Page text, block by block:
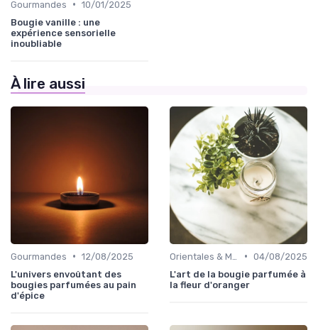
Gourmandes • 10/01/2025
Bougie vanille : une
expérience sensorielle
inoubliable
À lire aussi
Gourmandes • 12/08/2025
L'univers envoûtant des
bougies parfumées au pain
d'épice
• 04/08/2025
L'art de la bougie parfumée à
la fleur d'oranger